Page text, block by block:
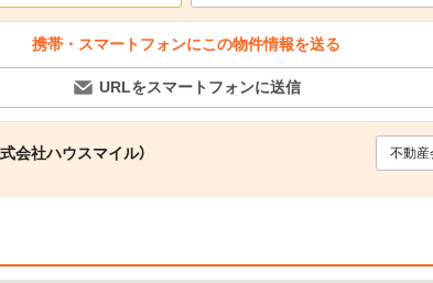
携帯・スマートフォンにこの物件情報を送る
URLをスマートフォンに送信
会社ハウスマイル） 不動産